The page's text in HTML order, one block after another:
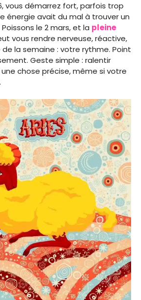
vous démarrez fort, parfois trop
énergie avait du mal à trouver un
le 2 mars, et la pleine
vous rendre nerveuse, réactive,
la semaine : votre rythme. Point
Geste simple : ralentir
chose précise, même si votre